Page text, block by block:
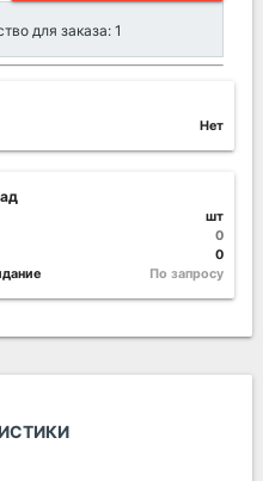
для заказа: 1
Нет
шт
0
0
По запросу